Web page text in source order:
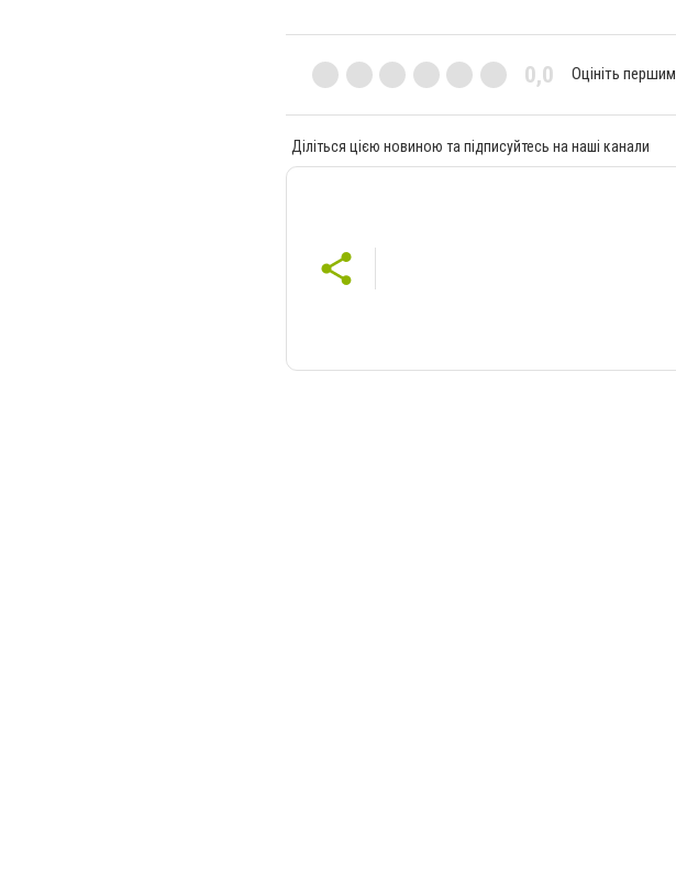
0,0 Оцініть першим
Діліться цією новиною та підписуйтесь на наші канали